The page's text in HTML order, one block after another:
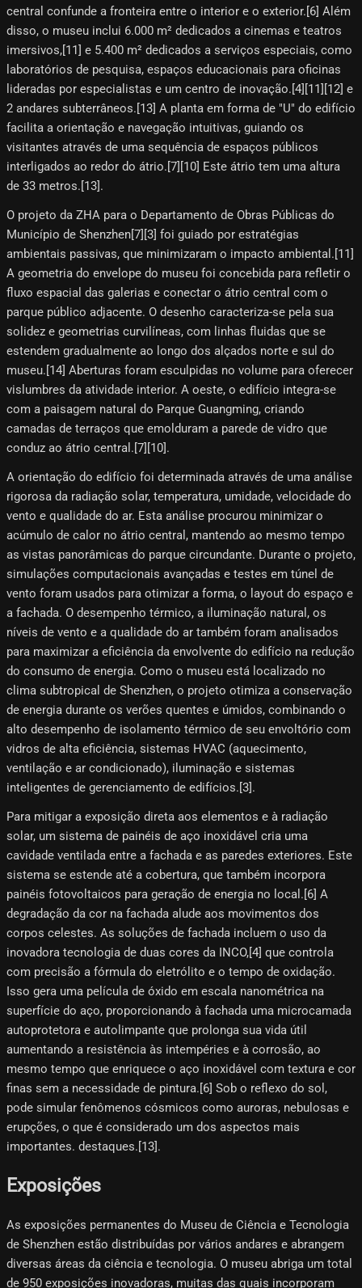
central confunde a fronteira entre o interior e o exterior.[6]​ Além
disso, o museu inclui 6.000 m² dedicados a cinemas e teatros
imersivos,[11]​ e 5.400 m² dedicados a serviços especiais, como
laboratórios de pesquisa, espaços educacionais para oficinas
lideradas por especialistas e um centro de inovação.[4]​[11]​[12]​ e
2 andares subterrâneos.[13]​ A planta em forma de "U" do edifício
facilita a orientação e navegação intuitivas, guiando os
visitantes através de uma sequência de espaços públicos
interligados ao redor do átrio.[7]​[10]​ Este átrio tem uma altura
de 33 metros.[13]​.
O projeto da ZHA para o Departamento de Obras Públicas do
Município de Shenzhen[7][3]​ foi guiado por estratégias
ambientais passivas, que minimizaram o impacto ambiental.[11]​
A geometria do envelope do museu foi concebida para refletir o
fluxo espacial das galerias e conectar o átrio central com o
parque público adjacente. O desenho caracteriza-se pela sua
solidez e geometrias curvilíneas, com linhas fluidas que se
estendem gradualmente ao longo dos alçados norte e sul do
museu.[14] Aberturas foram esculpidas no volume para oferecer
vislumbres da atividade interior. A oeste, o edifício integra-se
com a paisagem natural do Parque Guangming, criando
camadas de terraços que emolduram a parede de vidro que
conduz ao átrio central.[7]​[10]​.
A orientação do edifício foi determinada através de uma análise
rigorosa da radiação solar, temperatura, umidade, velocidade do
vento e qualidade do ar. Esta análise procurou minimizar o
acúmulo de calor no átrio central, mantendo ao mesmo tempo
as vistas panorâmicas do parque circundante. Durante o projeto,
simulações computacionais avançadas e testes em túnel de
vento foram usados ​​para otimizar a forma, o layout do espaço e
a fachada. O desempenho térmico, a iluminação natural, os
níveis de vento e a qualidade do ar também foram analisados ​​
para maximizar a eficiência da envolvente do edifício na redução
do consumo de energia. Como o museu está localizado no
clima subtropical de Shenzhen, o projeto otimiza a conservação
de energia durante os verões quentes e úmidos, combinando o
alto desempenho de isolamento térmico de seu envoltório com
vidros de alta eficiência, sistemas HVAC (aquecimento,
ventilação e ar condicionado), iluminação e sistemas
inteligentes de gerenciamento de edifícios.[3]​.
Para mitigar a exposição direta aos elementos e à radiação
solar, um sistema de painéis de aço inoxidável cria uma
cavidade ventilada entre a fachada e as paredes exteriores. Este
sistema se estende até a cobertura, que também incorpora
painéis fotovoltaicos para geração de energia no local.[6]​ A
degradação da cor na fachada alude aos movimentos dos
corpos celestes. As soluções de fachada incluem o uso da
inovadora tecnologia de duas cores da INCO,[4]​ que controla
com precisão a fórmula do eletrólito e o tempo de oxidação.
Isso gera uma película de óxido em escala nanométrica na
superfície do aço, proporcionando à fachada uma microcamada
autoprotetora e autolimpante que prolonga sua vida útil
aumentando a resistência às intempéries e à corrosão, ao
mesmo tempo que enriquece o aço inoxidável com textura e cor
finas sem a necessidade de pintura.[6] Sob o reflexo do sol,
pode simular fenômenos cósmicos como auroras, nebulosas e
erupções, o que é considerado um dos aspectos mais
importantes. destaques.[13]​.
Exposições
As exposições permanentes do Museu de Ciência e Tecnologia
de Shenzhen estão distribuídas por vários andares e abrangem
diversas áreas da ciência e tecnologia. O museu abriga um total
de 950 exposições inovadoras, muitas das quais incorporam